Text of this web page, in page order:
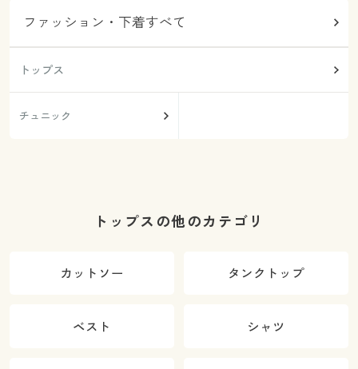
ファッション・下着すべて
トップス
チュニック
トップスの他のカテゴリ
カットソー タンクトップ
ベスト シャツ